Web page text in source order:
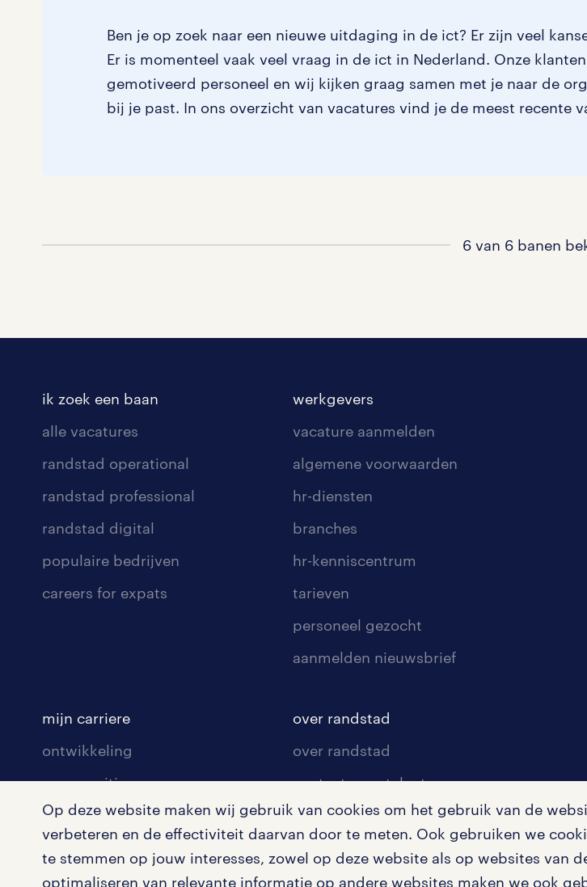
Op deze website maken wij gebruik van cookies om het gebruik van de
verbeteren en de effectiviteit daarvan door te meten. Ook gebruiken we
te stemmen op jouw interesses, zowel op deze website als op websites van
optimaliseren van relevante informatie op andere websites maken we ook
Ben je op zoek naar een nieuwe uitdaging in de ict? Er zijn veel
Er is momenteel vaak veel vraag in de ict in Nederland. Onze
gemotiveerd personeel en wij kijken graag samen met je naar de
bij je past. In ons overzicht van vacatures vind je de meest recente
6 van 6 banen
ik zoek een baan
alle vacatures
randstad operational
randstad professional
randstad digital
populaire bedrijven
careers for expats
werkgevers
vacature aanmelden
algemene voorwaarden
hr-diensten
branches
hr-kenniscentrum
tarieven
personeel gezocht
aanmelden nieuwsbrief
mijn carriere
ontwikkeling
communities
opleidingen en trainingen
arbeidsvoorwaarden
over randstad
over randstad
contact voor talent
contact voor werkgevers
pers